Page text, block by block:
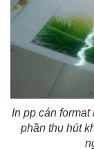
In pp cán
phần thu hút